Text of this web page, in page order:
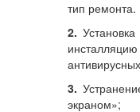
тип ремонта.
2.
3.
экраном»;